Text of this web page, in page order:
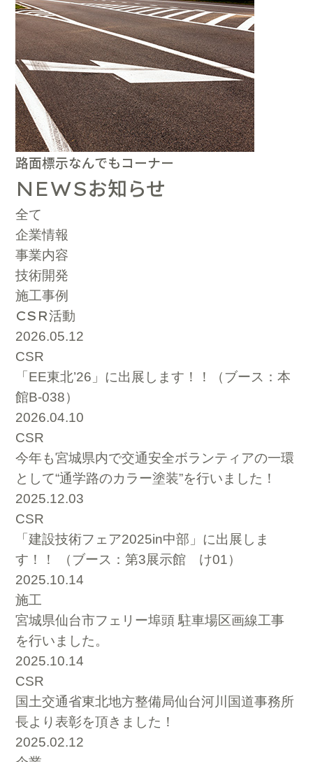
路面標示なんでもコーナー
NEWSお知らせ
全て
企業情報
事業内容
技術開発
施工事例
CSR活動
2026.05.12
CSR
「EE東北’26」に出展します！！（ブース：本
館B-038）
2026.04.10
CSR
今年も宮城県内で交通安全ボランティアの一環
として“通学路のカラー塗装”を行いました！
2025.12.03
CSR
「建設技術フェア2025in中部」に出展しま
す！！ （ブース：第3展示館 け01）
2025.10.14
施工
宮城県仙台市フェリー埠頭 駐車場区画線工事
を行いました。
2025.10.14
CSR
国土交通省東北地方整備局仙台河川国道事務所
長より表彰を頂きました！
2025.02.12